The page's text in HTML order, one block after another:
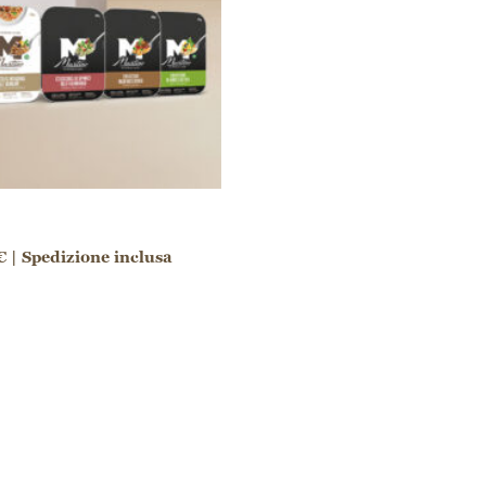
| Spedizione inclusa